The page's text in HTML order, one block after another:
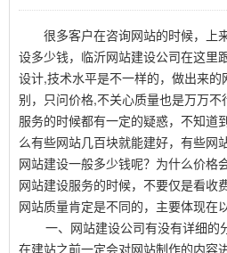
很多客户在咨询网站的时候，上
设多少钱，临沂网站建设公司在这里
设计,技术水平是不一样的，做出来
别，只问价格,不关心质量也是万万
服务的时候都有一定的疑惑，不知道
么有些网站几百块就能建好，有些网
网站建设一般多少钱呢？为什么价格
网站建设服务的时候，不要仅是看收
网站质量肯定是不同的，主要体现在
一、网站建设公司有没有详细的
在建站之前一定会对网站制作的内容